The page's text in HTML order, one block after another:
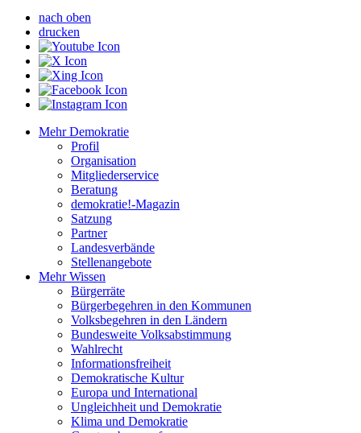
nach oben
drucken
Mehr Demokratie
Profil
Organisation
Mitgliederservice
Beratung
demokratie!-Magazin
Satzung
Partner
Landesverbände
Stellenangebote
Mehr Wissen
Bürgerräte
Bürgerbegehren in den Kommunen
Volksbegehren in den Ländern
Bundesweite Volksabstimmung
Wahlrecht
Informationsfreiheit
Demokratische Kultur
Europa und International
Ungleichheit und Demokratie
Klima und Demokratie